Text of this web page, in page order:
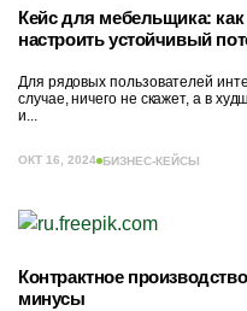
Кейс для мебельщика:
настроить устойчивый
Для рядовых пользователей
случае, ничего не скажет, а в
и...
ОКТ 16, 2024 БИЗНЕС-КЕЙСЫ
Контрактное
минусы